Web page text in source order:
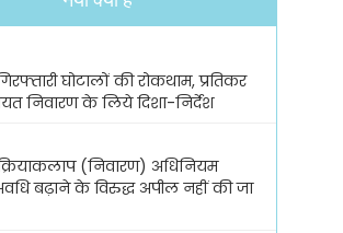
घोटालों की रोकथाम, प्रतिकर
निवारण के लिये दिशा-निर्देश
(निवारण) अधिनियम
बढ़ाने के विरुद्ध अपील नहीं की जा